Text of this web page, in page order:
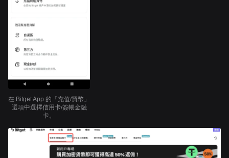
在 Bitget App 的「充值/買幣」
選項中選擇信用卡/簽帳金融
卡。